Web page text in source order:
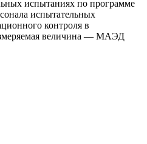
испытаниях по программе
испытательных
контроля в
величина — МАЭД